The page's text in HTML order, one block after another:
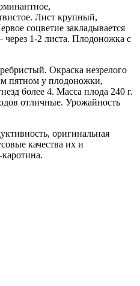
Лист крупный,
соцветие закладывается
1-2 листа. Плодоножка с
Окраска незрелого
пятном у плодоножки,
более 4. Масса плода 240 г.
отличные. Урожайность
оригинальная
качества их и